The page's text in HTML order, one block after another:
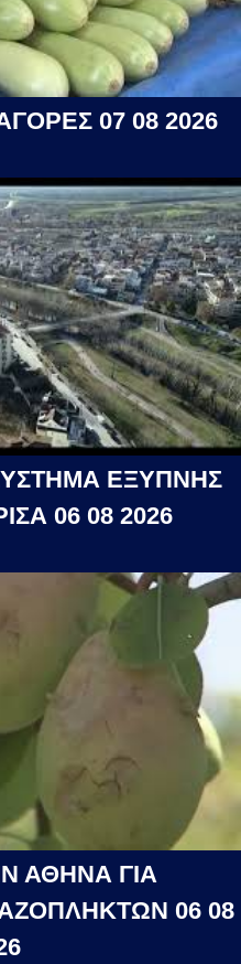
07 08 2026
ΕΞΥΠΝΗΣ
06 08 2026
ΑΘΗΝΑ ΓΙΑ
06 08